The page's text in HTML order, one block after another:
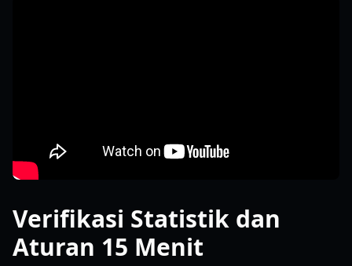
Verifikasi Statistik dan
Aturan 15 Menit